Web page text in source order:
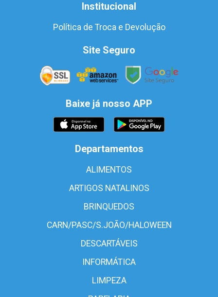
Institucional
Política de Troca e Devolução
Site Seguro
Baixe já nosso APP
Departamentos
ALIMENTOS
ARTIGOS NATALINOS
BRINQUEDOS
CARN/PASC/S.JOÃO/HALOWEEN
DESCARTÁVEIS
INFORMÁTICA
LIMPEZA